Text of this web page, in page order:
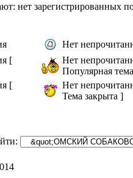
нет зарегистрированных
Нет
[
Нет
Популярная
[
Нет
Тема закрыта ]